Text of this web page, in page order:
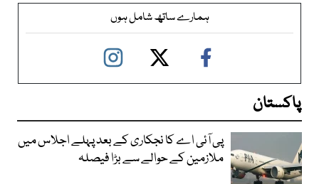
ہمارے ساتھ شامل ہوں
پاکستان
پی آئی اے کا نجکاری کے بعد پہلے اجلاس میں
ملازمین کے حوالے سے بڑا فیصلہ